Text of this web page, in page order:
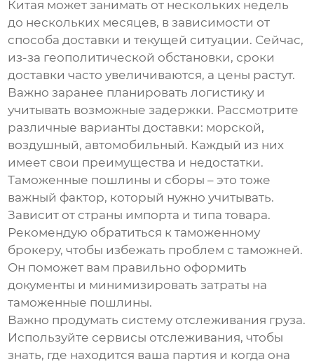
Китая может занимать от нескольких недель
до нескольких месяцев, в зависимости от
способа доставки и текущей ситуации. Сейчас,
из-за геополитической обстановки, сроки
доставки часто увеличиваются, а цены растут.
Важно заранее планировать логистику и
учитывать возможные задержки. Рассмотрите
различные варианты доставки: морской,
воздушный, автомобильный. Каждый из них
имеет свои преимущества и недостатки.
Таможенные пошлины и сборы – это тоже
важный фактор, который нужно учитывать.
Зависит от страны импорта и типа товара.
Рекомендую обратиться к таможенному
брокеру, чтобы избежать проблем с таможней.
Он поможет вам правильно оформить
документы и минимизировать затраты на
таможенные пошлины.
Важно продумать систему отслеживания груза.
Используйте сервисы отслеживания, чтобы
знать, где находится ваша партия и когда она